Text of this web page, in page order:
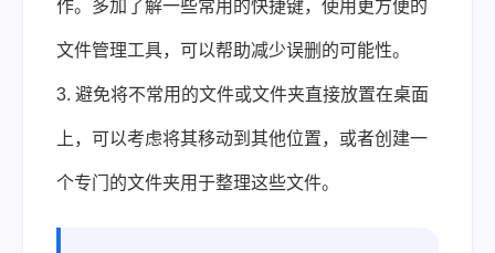
作。多加了解一些常用的快捷键，使用更方便的
文件管理工具，可以帮助减少误删的可能性。
3. 避免将不常用的文件或文件夹直接放置在桌面
上，可以考虑将其移动到其他位置，或者创建一
个专门的文件夹用于整理这些文件。